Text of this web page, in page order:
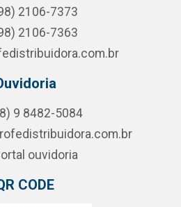
2106-7373
2106-7363
9 8482-5084
ouvidoria
CODE